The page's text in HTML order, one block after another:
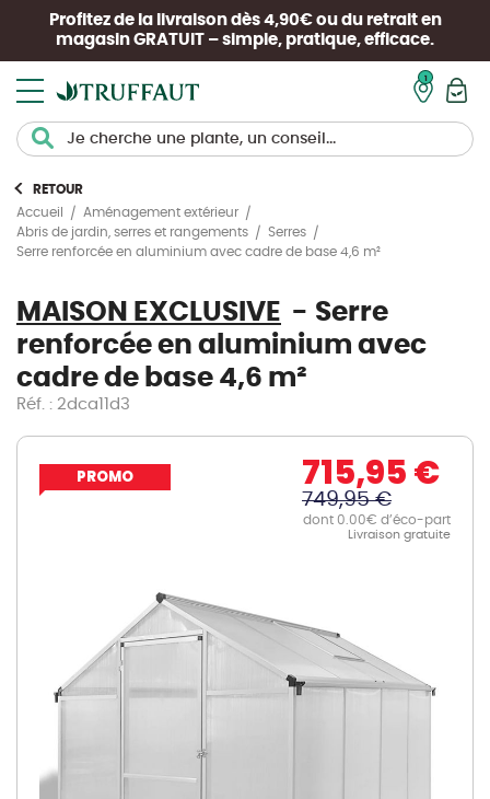
Profitez de la livraison dès 4,90€ ou du retrait en
magasin GRATUIT – simple, pratique, efficace.
RETOUR
Accueil
Aménagement extérieur
Abris de jardin, serres et rangements
Serres
Serre renforcée en aluminium avec cadre de base 4,6 m²
MAISON EXCLUSIVE
Serre
renforcée en aluminium avec
cadre de base 4,6 m²
Réf. : 2dca11d3
PROMO 715,95 €
749,95 €
dont 0.00€ d’éco-part
Livraison gratuite
images
gallery